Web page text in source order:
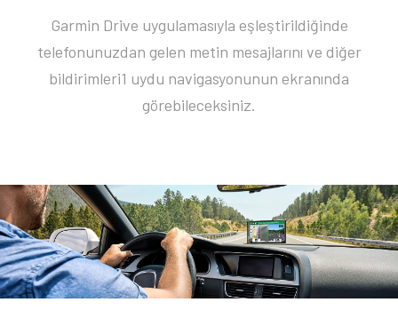
Garmin Drive uygulamasıyla eşleştirildiğinde
telefonunuzdan gelen metin mesajlarını ve diğer
bildirimleri1 uydu navigasyonunun ekranında
görebileceksiniz.